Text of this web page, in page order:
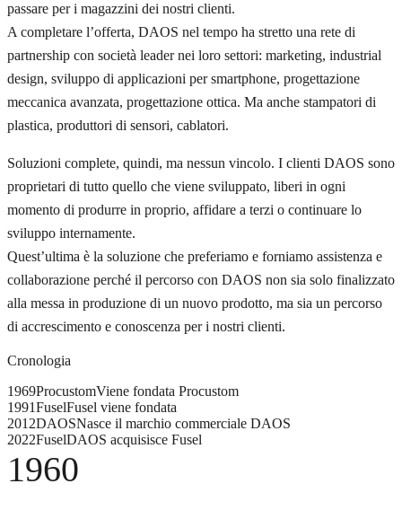
passare per i magazzini dei nostri clienti.
A completare l’offerta, DAOS nel tempo ha stretto una rete di
partnership con società leader nei loro settori: marketing, industrial
design, sviluppo di applicazioni per smartphone, progettazione
meccanica avanzata, progettazione ottica. Ma anche stampatori di
plastica, produttori di sensori, cablatori.
Soluzioni complete, quindi, ma nessun vincolo. I clienti DAOS sono
proprietari di tutto quello che viene sviluppato, liberi in ogni
momento di produrre in proprio, affidare a terzi o continuare lo
sviluppo internamente.
Quest’ultima è la soluzione che preferiamo e forniamo assistenza e
collaborazione perché il percorso con DAOS non sia solo finalizzato
alla messa in produzione di un nuovo prodotto, ma sia un percorso
di accrescimento e conoscenza per i nostri clienti.
Cronologia
1969ProcustomViene fondata Procustom
1991FuselFusel viene fondata
2012DAOSNasce il marchio commerciale DAOS
2022FuselDAOS acquisisce Fusel
1960